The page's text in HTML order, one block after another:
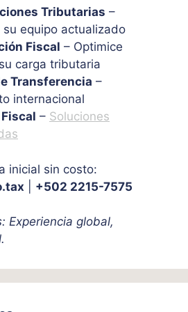
Tributarias –
su equipo actualizado
Fiscal – Optimice
carga tributaria
Transferencia –
internacional
– Soluciones
inicial sin costo:
+502 2215-7575
Experiencia global,